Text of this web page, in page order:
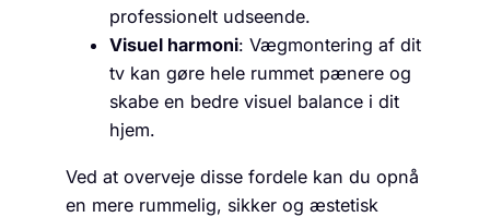
professionelt udseende.
Visuel harmoni: Vægmontering af dit
tv kan gøre hele rummet pænere og
skabe en bedre visuel balance i dit
hjem.
Ved at overveje disse fordele kan du opnå
en mere rummelig, sikker og æstetisk